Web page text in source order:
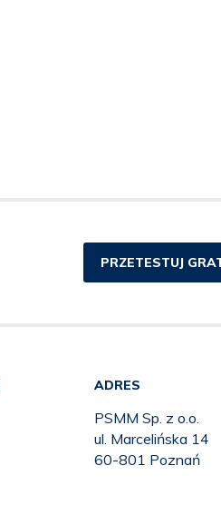
PRZETESTUJ
ADRES
PSMM Sp. z o.o.
ul. Marcelińska 14
60-801 Poznań